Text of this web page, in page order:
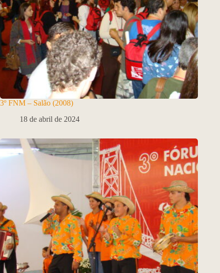
3º FNM – Salão (2008)
18 de abril de 2024